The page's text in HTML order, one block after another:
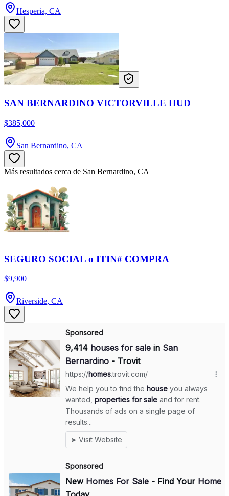
Hesperia, CA
SAN BERNARDINO VICTORVILLE HUD
$385,000
San Bernardino, CA
Más resultados cerca de San Bernardino, CA
SEGURO SOCIAL o ITIN# COMPRA
$9,900
Riverside, CA